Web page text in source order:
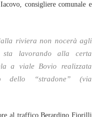
consigliere comunale e
riviera non nocerà agli
lavorando alla certa
a viale Bovio realizzata
dello “stradone” (via
al traffico,Berardino Fiorilli